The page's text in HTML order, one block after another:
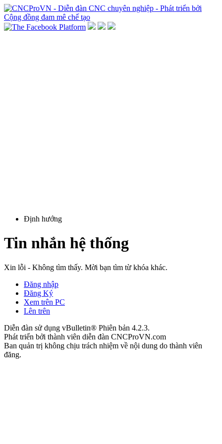
Định hướng
Tin nhắn hệ thống
Xin lỗi - Không tìm thấy. Mời bạn tìm từ khóa khác.
Đăng nhập
Đăng Ký
Xem trên PC
Lên trên
Diễn đàn sử dụng vBulletin® Phiên bản 4.2.3.
Phát triển bởi thành viên diễn đàn CNCProVN.com
Ban quản trị không chịu trách nhiệm về nội dung do thành viên
đăng.